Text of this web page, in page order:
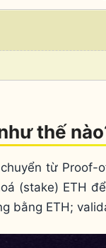
thế
từ
(stake) ETH
bằng ETH;